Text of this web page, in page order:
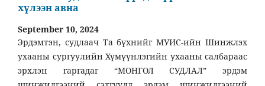
хүлээн авна
September 10, 2024
Эрдэмтэн, судлаач Та бүхнийг МУИС-ийн Шинжлэх
ухааны сургуулийн Хүмүүнлэгийн ухааны салбараас
эрхлэн гаргадаг “МОНГОЛ СУДЛАЛ” эрдэм